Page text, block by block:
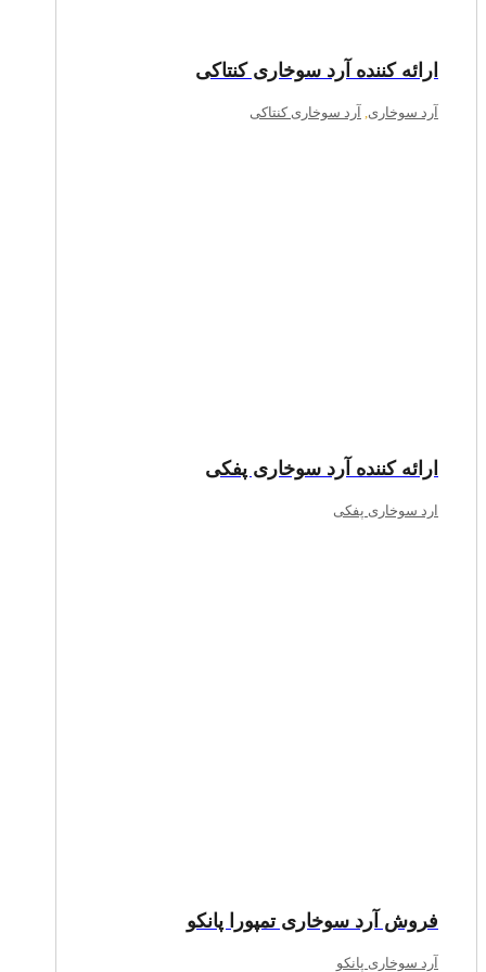
ارائه کننده آرد سوخاری کنتاکی
آرد سوخاری, آرد سوخاری کنتاکی
ارائه کننده آرد سوخاری پفکی
ارد سوخاری پفکی
فروش آرد سوخاری تمپورا پانکو
آرد سوخاری پانکو